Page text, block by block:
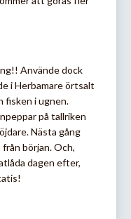
Använde dock
i Herbamare örtsalt
fisken i ugnen.
på tallriken
Nästa gång
början. Och,
dagen efter,